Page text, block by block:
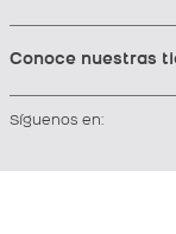
Escribe
Conoce nuestras
Síguenos en: